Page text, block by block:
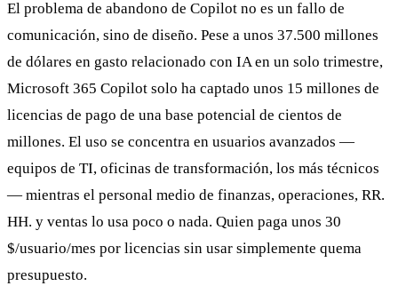
El problema de abandono de Copilot no es un fallo de
comunicación, sino de diseño. Pese a unos 37.500 millones
de dólares en gasto relacionado con IA en un solo trimestre,
Microsoft 365 Copilot solo ha captado unos 15 millones de
licencias de pago de una base potencial de cientos de
millones. El uso se concentra en usuarios avanzados —
equipos de TI, oficinas de transformación, los más técnicos
— mientras el personal medio de finanzas, operaciones, RR.
HH. y ventas lo usa poco o nada. Quien paga unos 30
$/usuario/mes por licencias sin usar simplemente quema
presupuesto.